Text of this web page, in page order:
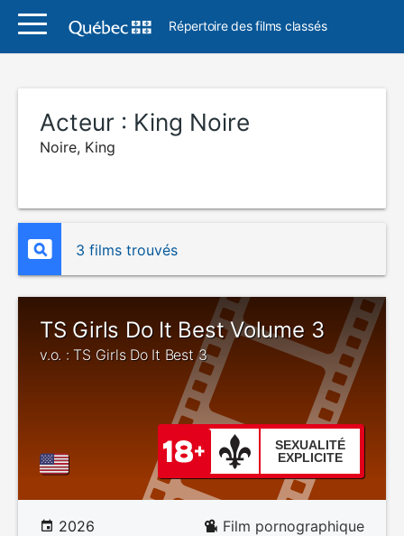
Répertoire des films classés
Acteur : King Noire
Noire, King
3 films trouvés
TS Girls Do It Best Volume 3
v.o. : TS Girls Do It Best 3
SEXUALITÉ
EXPLICITE
2026 Film pornographique